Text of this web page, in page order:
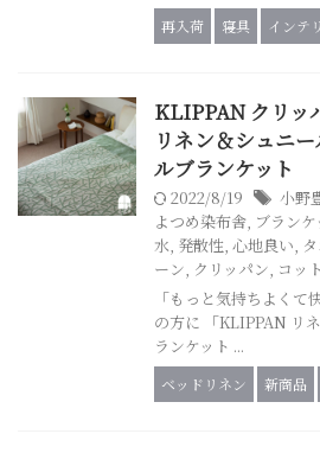
再入荷 寝具 インテ
KLIPPAN クリッ
リネン＆シュニ
ルブランケット
2022/8/19 小野
よつめ染布舎, ブランケ
水, 発散性, 心地良い,
ーン, クリッパン, コッ
「もっと気持ちよく
の方に 「KLIPPAN リ
ランケット ...
ベッドリネン 新商品